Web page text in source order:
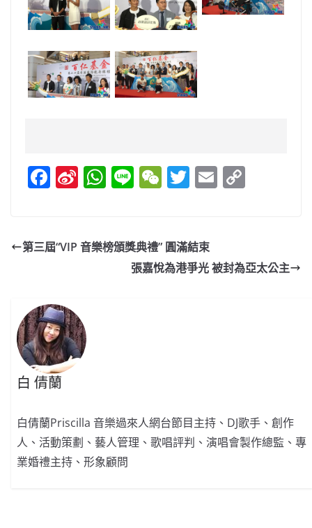
F
a
e
o
k
Si
n
W
o
W
h
s
Li
n
W
e
h
at
T
w
er
E
m
Li
第三屆“VIP 音樂榜頒獎典禮” 圓滿結束
張嘉悅為港爭光 被封為亞太公主
白 倩蘭
白倩蘭Priscilla 音樂過來人網台節目主持、DJ歌手、創作
人、活動策劃、藝人管理、歌唱評判、演唱會製作總監、專
業婚禮主持、形象顧問